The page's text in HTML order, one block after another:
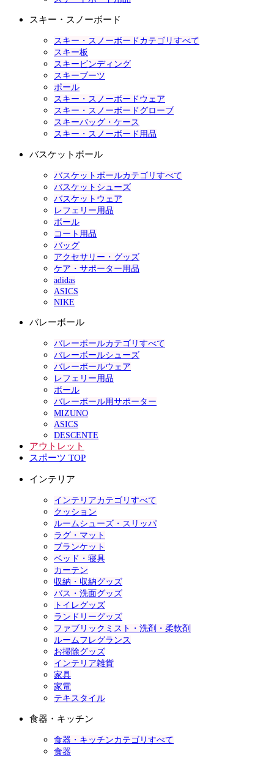
スキー・スノーボード
スキー・スノーボードカテゴリすべて
スキー板
スキービンディング
スキーブーツ
ポール
スキー・スノーボードウェア
スキー・スノーボードグローブ
スキーバッグ・ケース
スキー・スノーボード用品
バスケットボール
バスケットボールカテゴリすべて
バスケットシューズ
バスケットウェア
レフェリー用品
ボール
コート用品
バッグ
アクセサリー・グッズ
ケア・サポーター用品
adidas
ASICS
NIKE
バレーボール
バレーボールカテゴリすべて
バレーボールシューズ
バレーボールウェア
レフェリー用品
ボール
バレーボール用サポーター
MIZUNO
ASICS
DESCENTE
アウトレット
スポーツ TOP
インテリア
インテリアカテゴリすべて
クッション
ルームシューズ・スリッパ
ラグ・マット
ブランケット
ベッド・寝具
カーテン
収納・収納グッズ
バス・洗面グッズ
トイレグッズ
ランドリーグッズ
ファブリックミスト・洗剤・柔軟剤
ルームフレグランス
お掃除グッズ
インテリア雑貨
家具
家電
テキスタイル
食器・キッチン
食器・キッチンカテゴリすべて
食器